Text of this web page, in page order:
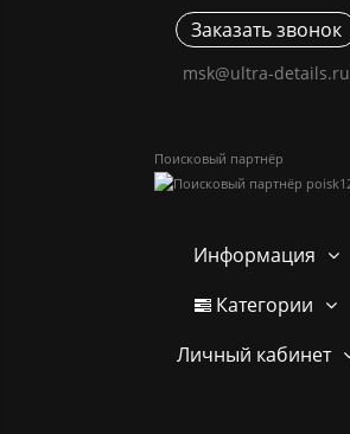
Заказать звонок
msk@ultra-details.ru
Поисковый партнёр
Информация
Категории
Личный кабинет